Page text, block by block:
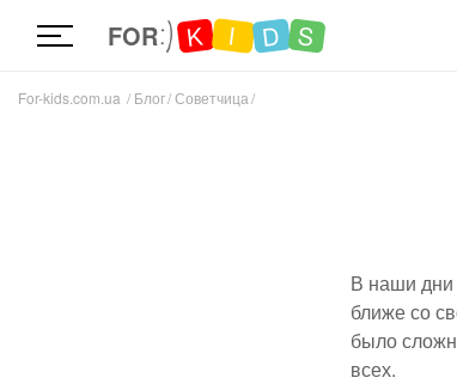
FOR K I D S
For-kids.com.ua Блог Советчица
В наши дни
ближе со
было
всех.